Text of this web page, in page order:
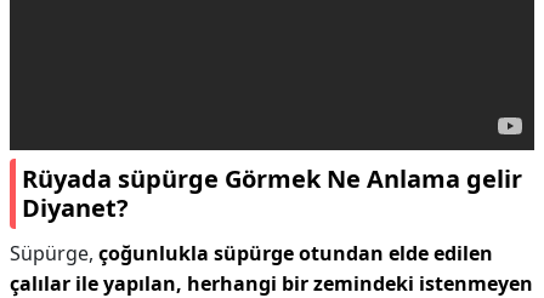
Rüyada süpürge Görmek Ne Anlama gelir
Diyanet?
Süpürge, çoğunlukla süpürge otundan elde edilen
çalılar ile yapılan, herhangi bir zemindeki istenmeyen